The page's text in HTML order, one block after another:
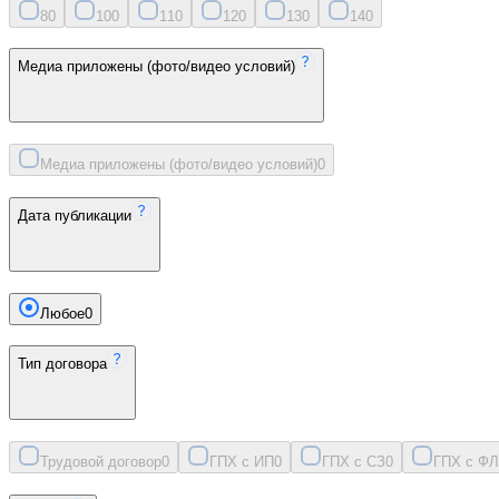
80 100 11 0 120 130 140
Медиа приложены (фото/видео условий)
Медиа приложены (фото/видео условий)0
Дата публикации
Любое0
Тип договора
Трудовой договор0 ГПХ с ИП0 ГПХ с СЗ0 ГПХ с ФЛ